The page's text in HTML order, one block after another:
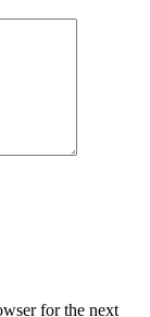
for the next